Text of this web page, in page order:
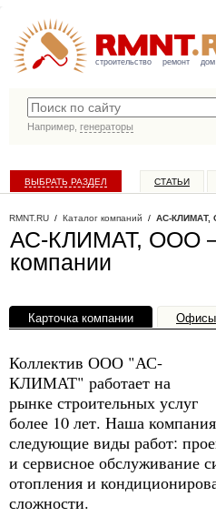
строительство ремонт
Например, генераторы
ВЫБРАТЬ РАЗДЕЛ СТАТЬИ
RMNT.RU / Каталог компаний / АС-КЛИМАТ,
АС-КЛИМАТ, ООО
компании
Карточка компании
Коллектив ООО "АС-
КЛИМАТ" работает на
рынке строительных услуг
более 10 лет. Наша
следующие виды работ:
и сервисное обслуживание
отопления и
сложности.